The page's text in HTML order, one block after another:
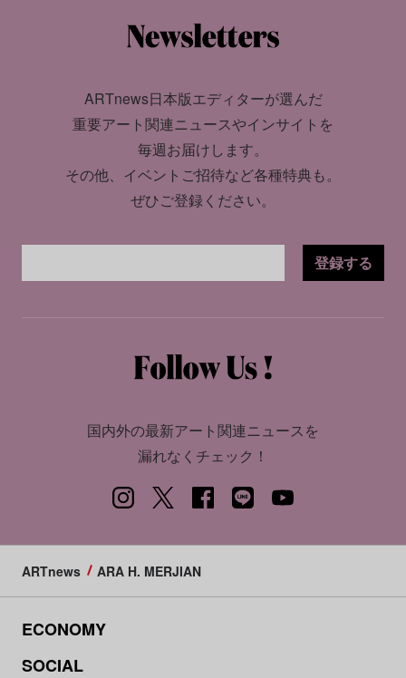
ARTnews日本版エディターが選んだ
重要アート関連ニュースやインサイトを
毎週お届けします。
その他、イベントご招待など各種特典も。
ぜひご登録ください。
登録する
国内外の最新アート関連ニュースを
漏れなくチェック！
ARTnews ARA H. MERJIAN
ECONOMY
SOCIAL